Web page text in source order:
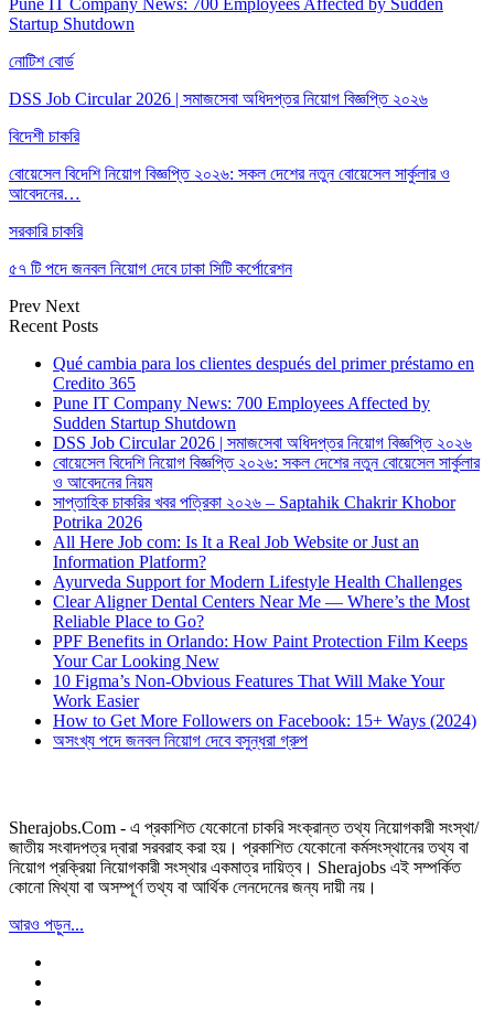
Pune IT Company News: 700 Employees Affected by Sudden
Startup Shutdown
নোটিশ বোর্ড
DSS Job Circular 2026 | সমাজসেবা অধিদপ্তর নিয়োগ বিজ্ঞপ্তি ২০২৬
বিদেশী চাকরি
বোয়েসেল বিদেশি নিয়োগ বিজ্ঞপ্তি ২০২৬: সকল দেশের নতুন বোয়েসেল সার্কুলার ও
আবেদনের…
সরকারি চাকরি
৫৭ টি পদে জনবল নিয়োগ দেবে ঢাকা সিটি কর্পোরেশন
Prev Next
Recent Posts
Qué cambia para los clientes después del primer préstamo en
Credito 365
Pune IT Company News: 700 Employees Affected by
Sudden Startup Shutdown
DSS Job Circular 2026 | সমাজসেবা অধিদপ্তর নিয়োগ বিজ্ঞপ্তি ২০২৬
বোয়েসেল বিদেশি নিয়োগ বিজ্ঞপ্তি ২০২৬: সকল দেশের নতুন বোয়েসেল সার্কুলার
ও আবেদনের নিয়ম
সাপ্তাহিক চাকরির খবর পত্রিকা ২০২৬ – Saptahik Chakrir Khobor
Potrika 2026
All Here Job com: Is It a Real Job Website or Just an
Information Platform?
Ayurveda Support for Modern Lifestyle Health Challenges
Clear Aligner Dental Centers Near Me — Where’s the Most
Reliable Place to Go?
PPF Benefits in Orlando: How Paint Protection Film Keeps
Your Car Looking New
10 Figma’s Non-Obvious Features That Will Make Your
Work Easier
How to Get More Followers on Facebook: 15+ Ways (2024)
অসংখ্য পদে জনবল নিয়োগ দেবে বসুন্ধরা গ্রুপ
Sherajobs.Com - এ প্রকাশিত যেকোনো চাকরি সংক্রান্ত তথ্য নিয়োগকারী সংস্থা/
জাতীয় সংবাদপত্র দ্বারা সরবরাহ করা হয়। প্রকাশিত যেকোনো কর্মসংস্থানের তথ্য বা
নিয়োগ প্রক্রিয়া নিয়োগকারী সংস্থার একমাত্র দায়িত্ব। Sherajobs এই সম্পর্কিত
কোনো মিথ্যা বা অসম্পূর্ণ তথ্য বা আর্থিক লেনদেনের জন্য দায়ী নয়।
আরও পড়ুন...